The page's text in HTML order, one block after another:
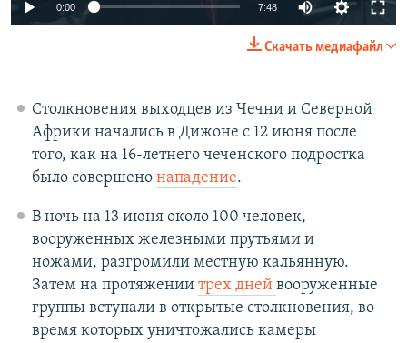
1080p
0:00 7:48
1080p
Скачать медиафайл
Столкновения выходцев из Чечни и Северной
Африки начались в Дижоне с 12 июня после
того, как на 16-летнего чеченского подростка
было совершено нападение.
В ночь на 13 июня около 100 человек,
вооруженных железными прутьями и
ножами, разгромили местную кальянную.
Затем на протяжении трех дней вооруженные
группы вступали в открытые столкновения, во
время которых уничтожались камеры